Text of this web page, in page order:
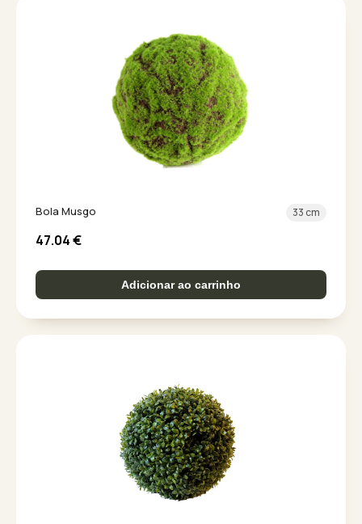
Bola Musgo 33 cm
47.04€
Adicionar ao carrinho